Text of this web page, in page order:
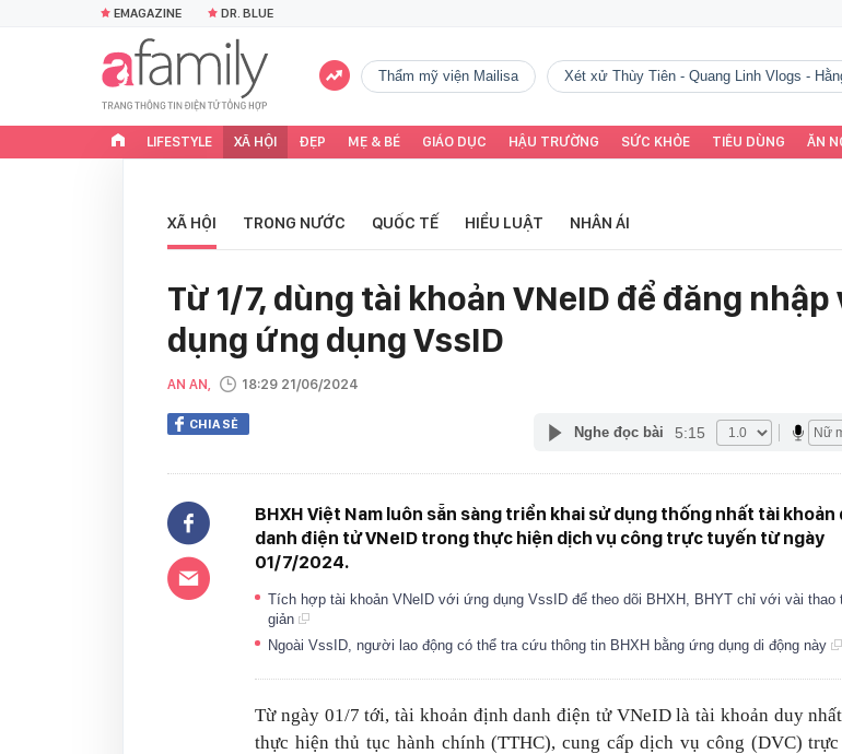
EMAGAZINE DR. BLUE
Thẩm mỹ viện Mailisa Xét xử Thùy Tiên - Quang Linh Vlogs -
LIFESTYLE XÃ HỘI ĐẸP MẸ & BÉ GIÁO DỤC HẬU TRƯỜNG SỨC KHỎE TIÊU DÙNG ĂN
XÃ HỘI TRONG NƯỚC QUỐC TẾ HIỂU LUẬT NHÂN ÁI
Từ 1/7, dùng tài khoản VNeID để đăng nhập
dụng ứng dụng VssID
AN AN, 18:29 21/06/2024
CHIA SẺ Nghe đọc bài 5:15
BHXH Việt Nam luôn sẵn sàng triển khai sử dụng thống nhất tài khoản
danh điện tử VNeID trong thực hiện dịch vụ công trực tuyến từ ngày
01/7/2024.
Tích hợp tài khoản VNeID với ứng dụng VssID để theo dõi BHXH, BHYT chỉ với vài thao
giản
Ngoài VssID, người lao động có thể tra cứu thông tin BHXH bằng ứng dụng di động này
Từ ngày 01/7 tới, tài khoản định danh điện tử VNeID là tài khoản duy
thực hiện thủ tục hành chính (TTHC), cung cấp dịch vụ công (DVC)